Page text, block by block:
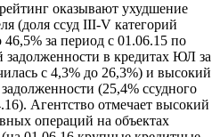
оказывают ухудшение
(доля ссуд III-V категорий
46,5% за период с 01.06.15 по
задолженности в кредитах ЮЛ за
с 4,3% до 26,3%) и высокий
(25,4% ссудного
Агентство отмечает высокий
операций на объектах